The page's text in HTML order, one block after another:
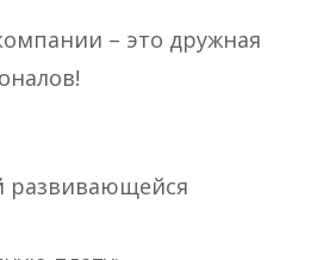
– это дружная
развивающейся